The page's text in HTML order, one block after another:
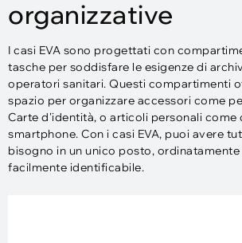
organizzative
I casi EVA sono progettati con
tasche per soddisfare le esigenze di
operatori sanitari. Questi compartimenti
spazio per organizzare accessori come
Carte d'identità, o articoli personali come
smartphone. Con i casi EVA, puoi avere
bisogno in un unico posto,
facilmente identificabile.